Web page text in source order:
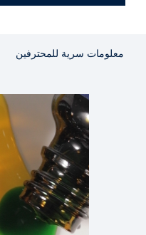
معلومات سرية للمحترفين